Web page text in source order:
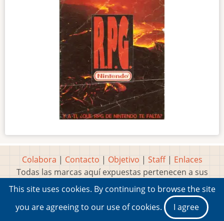
Colabora | Contacto | Objetivo | Staff| Enlaces
Todas las marcas aquí expuestas pertenecen a sus
respectivos y legítimos dueños
Idea, página, contenidos y diseños creados porMarty
2001-2026 Museo del Videojuego®
This site uses cookies. By continuing to browse the site
you are agreeing to our use of cookies.
I agree